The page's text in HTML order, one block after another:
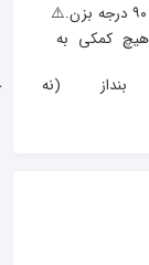
اگه نداره → یه برنامه Cotton یا روزانه با دما ۶۰ تا ۹۰ درجه بزن.⚠️
روشن باشه. خشک‌کن هیچ کمکی به
(نه